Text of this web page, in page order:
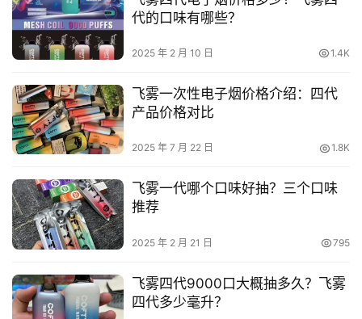
代的口味有哪些？
2025 年 2 月 10 日 1.4K
飞雾一次性电子烟价格介绍：四代
产品价格对比
2025 年 7 月 22 日 1.8K
飞雾一代哪个口味好抽？三个口味
推荐
2025 年 2 月 21 日 795
飞雾四代9000口大概抽多久？飞雾
四代多少毫升？